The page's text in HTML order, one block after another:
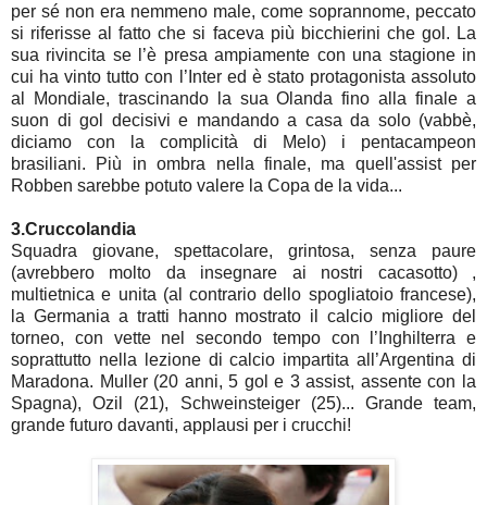
per sé non era nemmeno male, come soprannome, peccato
si riferisse al fatto che si faceva più bicchierini che gol. La
sua rivincita se l’è presa ampiamente con una stagione in
cui ha vinto tutto con l’Inter ed è stato protagonista assoluto
al Mondiale, trascinando la sua Olanda fino alla finale a
suon di gol decisivi e mandando a casa da solo (vabbè,
diciamo con la complicità di Melo) i pentacampeon
brasiliani. Più in ombra nella finale, ma quell'assist per
Robben sarebbe potuto valere la Copa de la vida...
3.Cruccolandia
Squadra giovane, spettacolare, grintosa, senza paure
(avrebbero molto da insegnare ai nostri cacasotto) ,
multietnica e unita (al contrario dello spogliatoio francese),
la Germania a tratti hanno mostrato il calcio migliore del
torneo, con vette nel secondo tempo con l’Inghilterra e
soprattutto nella lezione di calcio impartita all’Argentina di
Maradona. Muller (20 anni, 5 gol e 3 assist, assente con la
Spagna), Ozil (21), Schweinsteiger (25)... Grande team,
grande futuro davanti, applausi per i crucchi!